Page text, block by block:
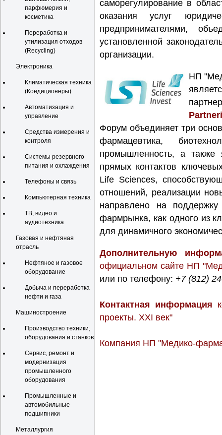
парфюмерия и
косметика
Переработка и
утилизация отходов
(Recycling)
Электроника
Климатическая техника
(Кондиционеры)
Автоматизация и
управление
Средства измерения и
контроля
Системы резервного
питания и охлаждения
Телефоны и связь
Компьютерная техника
ТВ, видео и
аудиотехника
Газовая и нефтяная
отрасль
Нефтяное и газовое
оборудование
Добыча и переработка
нефти и газа
Машиностроение
Производство техники,
оборудования и станков
Сервис, ремонт и
модернизация
промышленного
оборудования
Промышленные и
автомобильные
подшипники
Металлургия
саморегулирование в
оказания услуг
предпринимателями,
установленной
организации.
НП
Форум объединяет три
фармацевтика,
промышленность, а также
прямых контактов
Life Sciences,
отношений, реализации
направлено на
фармрынка, как одного из
для динамичного
Дополнительную
официальном сайте НП
или по телефону: +7 (812)
Контактная информация
проекты. XXI век"
Компания НП "Медико-